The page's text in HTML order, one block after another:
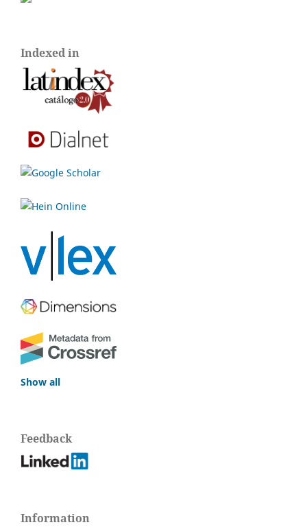
Indexed in
Show all
Feedback
Information